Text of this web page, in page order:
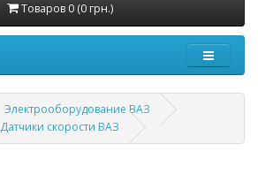
Товаров 0 (0 грн.)
Электрооборудование ВАЗ
Датчики скорости ВАЗ